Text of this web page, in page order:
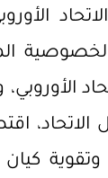
كيان